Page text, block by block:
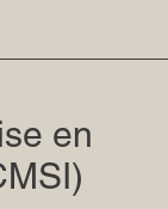
en